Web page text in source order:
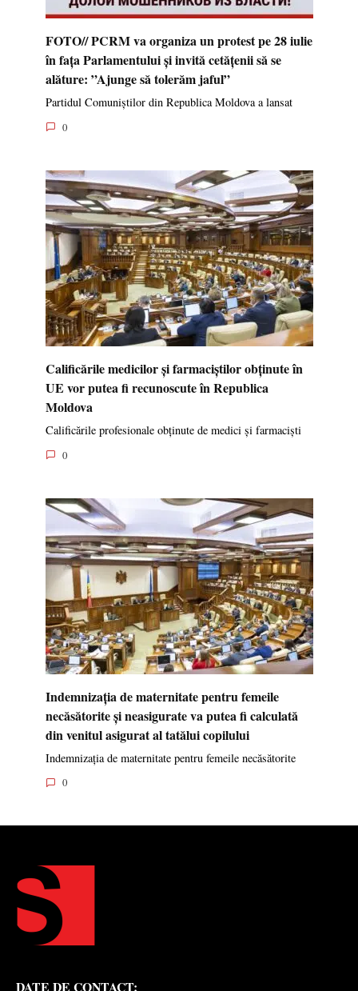
FOTO// PCRM va organiza un protest pe 28 iulie
în fața Parlamentului și invită cetățenii să se
alăture: ”Ajunge să tolerăm jaful”
Partidul Comuniștilor din Republica Moldova a lansat
0
Calificările medicilor și farmaciștilor obținute în
UE vor putea fi recunoscute în Republica
Moldova
Calificările profesionale obținute de medici și farmaciști
0
Indemnizația de maternitate pentru femeile
necăsătorite și neasigurate va putea fi calculată
din venitul asigurat al tatălui copilului
Indemnizația de maternitate pentru femeile necăsătorite
0
DATE DE CONTACT: